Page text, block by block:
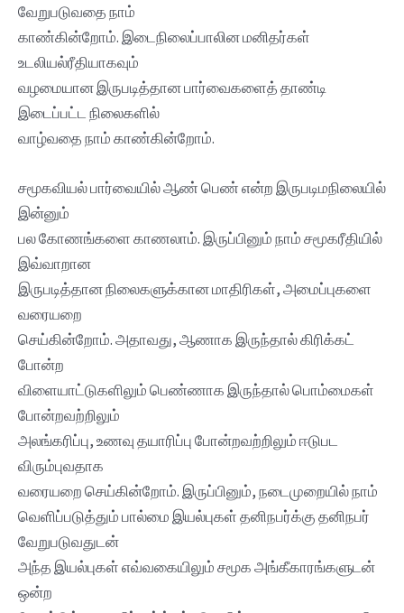
வேறுபடுவதை நாம்
காண்கின்றோம். இடைநிலைப்பாலின மனிதர்கள்
உடலியல்ரீதியாகவும்
வழமையான இருபடித்தான பார்வைகளைத் தாண்டி
இடைப்பட்ட நிலைகளில்
வாழ்வதை நாம் காண்கின்றோம்.
சமூகவியல் பார்வையில் ஆண் பெண் என்ற இருபடிமநிலையில்
இன்னும்
பல கோணங்களை காணலாம். இருப்பினும் நாம் சமூகரீதியில்
இவ்வாறான
இருபடித்தான நிலைகளுக்கான மாதிரிகள், அமைப்புகளை
வரையறை
செய்கின்றோம். அதாவது, ஆணாக இருந்தால் கிரிக்கட்
போன்ற
விளையாட்டுகளிலும் பெண்ணாக இருந்தால் பொம்மைகள்
போன்றவற்றிலும்
அலங்கரிப்பு, உணவு தயாரிப்பு போன்றவற்றிலும் ஈடுபட
விரும்புவதாக
வரையறை செய்கின்றோம். இருப்பினும், நடைமுறையில் நாம்
வெளிப்படுத்தும் பால்மை இயல்புகள் தனிநபர்க்கு தனிநபர்
வேறுபடுவதுடன்
அந்த இயல்புகள் எவ்வகையிலும் சமூக அங்கீகாரங்களுடன்
ஒன்ற